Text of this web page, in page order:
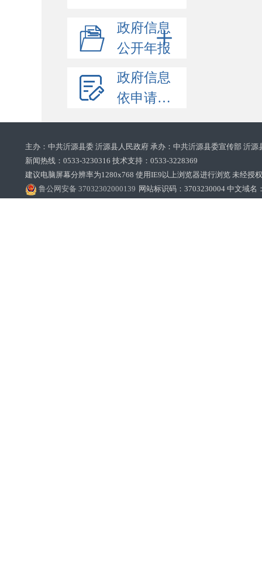
政府信息
公开年报
政府信息
依申请公开
主办：中共沂源县委 沂源县人民政府 承办：中共沂源县委宣传部 沂
新闻热线：0533-3230316 技术支持：0533-3228369‌‌
建议电脑屏幕分辨率为1280x768 使用IE9以上浏览器进行浏览 未经授
鲁公网安备 37032302000139 网站标识码：3703230004 中文域名